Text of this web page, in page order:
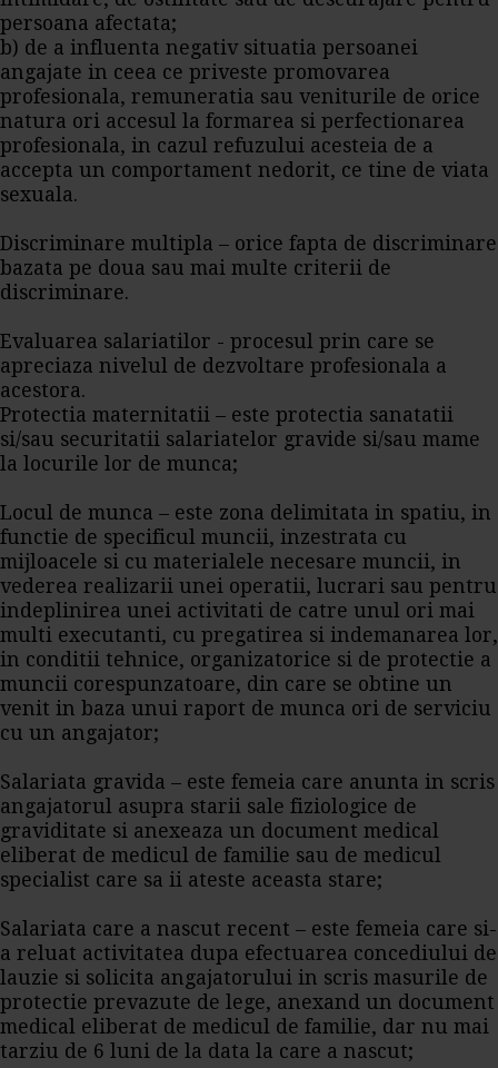
persoana afectata;
b) de a influenta negativ situatia persoanei
angajate in ceea ce priveste promovarea
profesionala, remuneratia sau veniturile de orice
natura ori accesul la formarea si perfectionarea
profesionala, in cazul refuzului acesteia de a
accepta un comportament nedorit, ce tine de viata
sexuala.
Discriminare multipla – orice fapta de discriminare
bazata pe doua sau mai multe criterii de
discriminare.
Evaluarea salariatilor - procesul prin care se
apreciaza nivelul de dezvoltare profesionala a
acestora.
Protectia maternitatii – este protectia sanatatii
si/sau securitatii salariatelor gravide si/sau mame
la locurile lor de munca;
Locul de munca – este zona delimitata in spatiu, in
functie de specificul muncii, inzestrata cu
mijloacele si cu materialele necesare muncii, in
vederea realizarii unei operatii, lucrari sau pentru
indeplinirea unei activitati de catre unul ori mai
multi executanti, cu pregatirea si indemanarea lor,
in conditii tehnice, organizatorice si de protectie a
muncii corespunzatoare, din care se obtine un
venit in baza unui raport de munca ori de serviciu
cu un angajator;
Salariata gravida – este femeia care anunta in scris
angajatorul asupra starii sale fiziologice de
graviditate si anexeaza un document medical
eliberat de medicul de familie sau de medicul
specialist care sa ii ateste aceasta stare;
Salariata care a nascut recent – este femeia care si-
a reluat activitatea dupa efectuarea concediului de
lauzie si solicita angajatorului in scris masurile de
protectie prevazute de lege, anexand un document
medical eliberat de medicul de familie, dar nu mai
tarziu de 6 luni de la data la care a nascut;